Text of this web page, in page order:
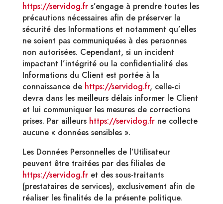
https://servidog.frs’engage à prendre toutes les
précautions nécessaires afin de préserver la
sécurité des Informations et notamment qu’elles
ne soient pas communiquées à des personnes
non autorisées. Cependant, si un incident
impactant l’intégrité ou la confidentialité des
Informations du Client est portée à la
connaissance de https://servidog.fr, celle-ci
devra dans les meilleurs délais informer le Client
et lui communiquer les mesures de corrections
prises. Par ailleurs https://servidog.frne collecte
aucune « données sensibles ».
Les Données Personnelles de l’Utilisateur
peuvent être traitées par des filiales de
https://servidog.fret des sous-traitants
(prestataires de services), exclusivement afin de
réaliser les finalités de la présente politique.